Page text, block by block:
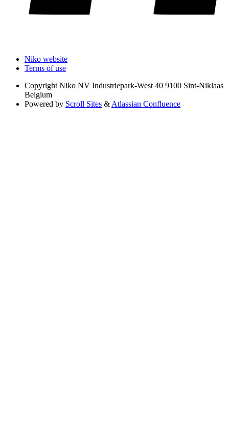
Niko website
Terms of use
Copyright Niko NV Industriepark-West 40 9100 Sint-Niklaas
Belgium
Powered by Scroll Sites & Atlassian Confluence